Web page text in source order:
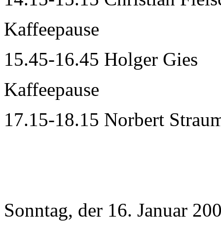
Kaffeepause
15.45-16.45 Holger Gies
Kaffeepause
17.15-18.15 Norbert
Sonntag, der 16. Januar